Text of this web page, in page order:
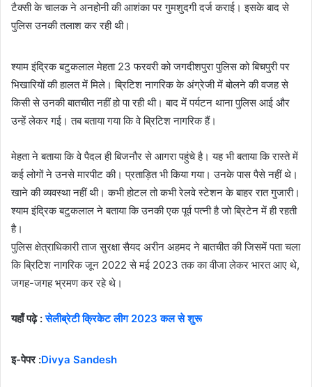
टैक्सी के चालक ने अनहोनी की आशंका पर गुमशुदगी दर्ज कराई। इसके बाद से
पुलिस उनकी तलाश कर रही थी।
श्याम इंद्रिक बटुकलाल मेहता 23 फरवरी को जगदीशपुरा पुलिस को बिचपुरी पर
भिखारियों की हालत में मिले। ब्रिटिश नागरिक के अंग्रेजी में बोलने की वजह से
किसी से उनकी बातचीत नहीं हो पा रही थी। बाद में पर्यटन थाना पुलिस आई और
उन्हें लेकर गई। तब बताया गया कि वे ब्रिटिश नागरिक हैं।
मेहता ने बताया कि वे पैदल ही बिजनौर से आगरा पहुंचे है। यह भी बताया कि रास्ते में
कई लोगों ने उनसे मारपीट की। प्रताड़ित भी किया गया। उनके पास पैसे नहीं थे।
खाने की व्यवस्था नहीं थी। कभी होटल तो कभी रेलवे स्टेशन के बाहर रात गुजारी।
श्याम इंद्रिक बटुकलाल ने बताया कि उनकी एक पूर्व पत्नी है जो ब्रिटेन में ही रहती
है।
पुलिस क्षेत्राधिकारी ताज सुरक्षा सैयद अरीन अहमद ने बातचीत की जिसमें पता चला
कि ब्रिटिश नागरिक जून 2022 से मई 2023 तक का वीजा लेकर भारत आए थे,
जगह-जगह भ्रमण कर रहे थे।
यहाँ पढ़े :सेलीब्रेटी क्रिकेट लीग 2023 कल से शुरू
इ-पेपर :Divya Sandesh